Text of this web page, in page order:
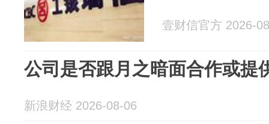
壹财信官方 2026-
公司是否跟月之暗面合作或提
新浪财经 2026-08-06